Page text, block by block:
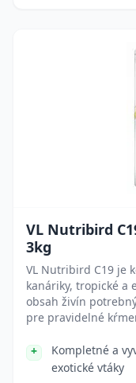
VL Nutribird
3kg
VL Nutribird C19 je
kanáriky, tropické a
obsah živín
pre pravidelné
Kompletné a
exotické vtáky